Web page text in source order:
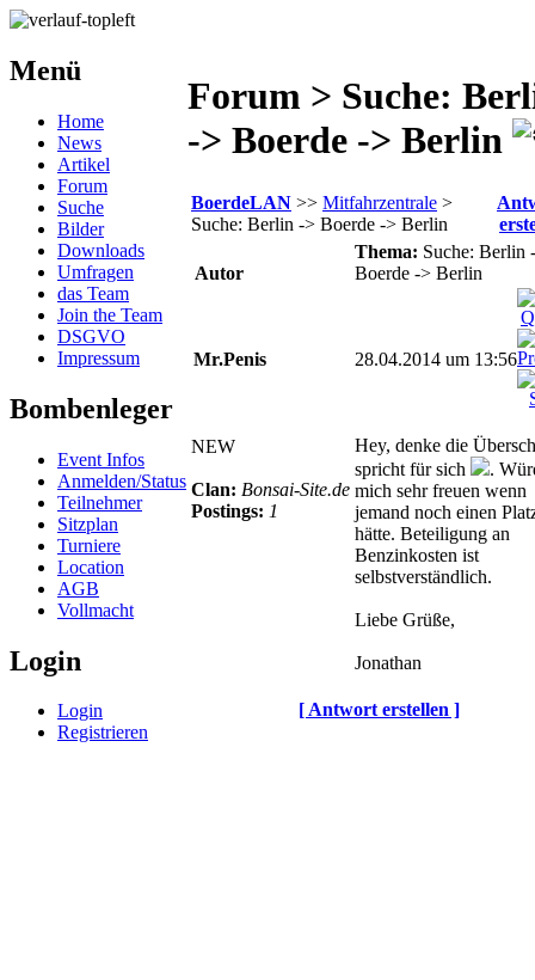
Menü
Home
News
Artikel
Forum
Suche
Bilder
Downloads
Umfragen
das Team
Join the Team
DSGVO
Impressum
Bombenleger
Event Infos
Anmelden/Status
Teilnehmer
Sitzplan
Turniere
Location
AGB
Vollmacht
Login
Login
Registrieren
Forum > Suche:
-> Boerde -> Berlin
BoerdeLAN >> Mitfahrzentrale >
Suche: Berlin -> Boerde -> Berlin
Autor
Thema: Suche: Berlin
Boerde -> Berlin
Mr.Penis 28.04.2014 um 13:56
NEW
Clan: Bonsai-Site.de
Postings: 1
Hey, denke die
spricht für sich
.
mich sehr freuen wenn
jemand noch einen
hätte. Beteiligung an
Benzinkosten ist
selbstverständlich.
Liebe Grüße,
Jonathan
[ Antwort erstellen ]